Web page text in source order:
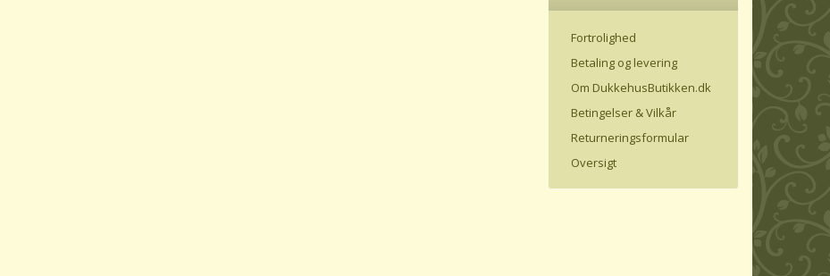
Fortrolighed
Betaling og levering
Om DukkehusButikken.dk
Betingelser & Vilkår
Returneringsformular
Oversigt